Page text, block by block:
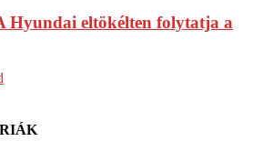
Hyundai eltökélten folytatja a